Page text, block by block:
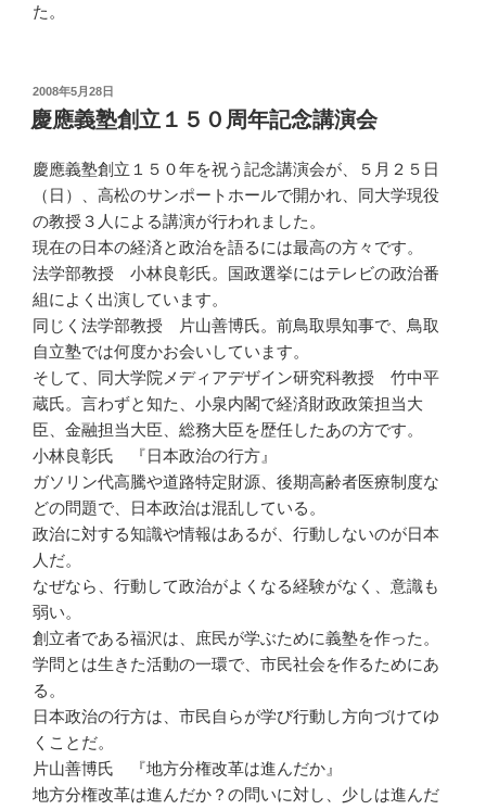
た。
投
稿
日:
2008年5月28日
慶應義塾創立１５０周年記念講演会
慶應義塾創立１５０年を祝う記念講演会が、５月２５日
（日）、高松のサンポートホールで開かれ、同大学現役
の教授３人による講演が行われました。
現在の日本の経済と政治を語るには最高の方々です。
法学部教授 小林良彰氏。国政選挙にはテレビの政治番
組によく出演しています。
同じく法学部教授 片山善博氏。前鳥取県知事で、鳥取
自立塾では何度かお会いしています。
そして、同大学院メディアデザイン研究科教授 竹中平
蔵氏。言わずと知た、小泉内閣で経済財政政策担当大
臣、金融担当大臣、総務大臣を歴任したあの方です。
小林良彰氏 『日本政治の行方』
ガソリン代高騰や道路特定財源、後期高齢者医療制度な
どの問題で、日本政治は混乱している。
政治に対する知識や情報はあるが、行動しないのが日本
人だ。
なぜなら、行動して政治がよくなる経験がなく、意識も
弱い。
創立者である福沢は、庶民が学ぶために義塾を作った。
学問とは生きた活動の一環で、市民社会を作るためにあ
る。
日本政治の行方は、市民自らが学び行動し方向づけてゆ
くことだ。
片山善博氏 『地方分権改革は進んだか』
地方分権改革は進んだか？の問いに対し、少しは進んだ